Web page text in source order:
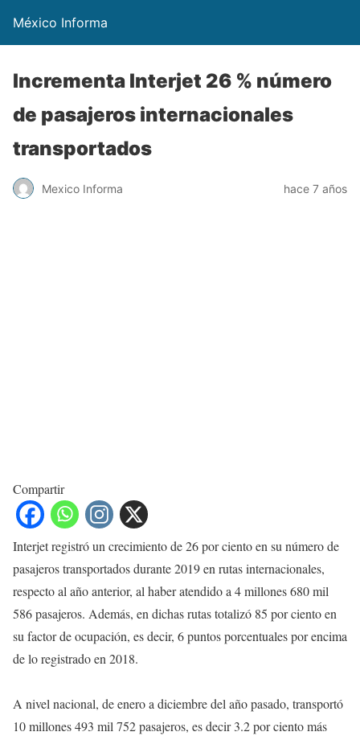
México Informa
Incrementa Interjet 26 % número
de pasajeros internacionales
transportados
Mexico Informa hace 7 años
Compartir
Interjet registró un crecimiento de 26 por ciento en su número de
pasajeros transportados durante 2019 en rutas internacionales,
respecto al año anterior, al haber atendido a 4 millones 680 mil
586 pasajeros. Además, en dichas rutas totalizó 85 por ciento en
su factor de ocupación, es decir, 6 puntos porcentuales por encima
de lo registrado en 2018.
A nivel nacional, de enero a diciembre del año pasado, transportó
10 millones 493 mil 752 pasajeros, es decir 3.2 por ciento más